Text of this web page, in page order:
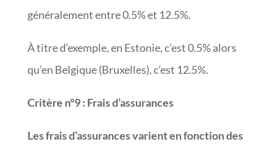
généralement entre 0.5% et 12.5%.
À titre d’exemple, en Estonie, c’est 0.5% alors
qu’en Belgique (Bruxelles), c’est 12.5%.
Critère n°9: Frais d’assurances
Les frais d’assurances varient en fonction des